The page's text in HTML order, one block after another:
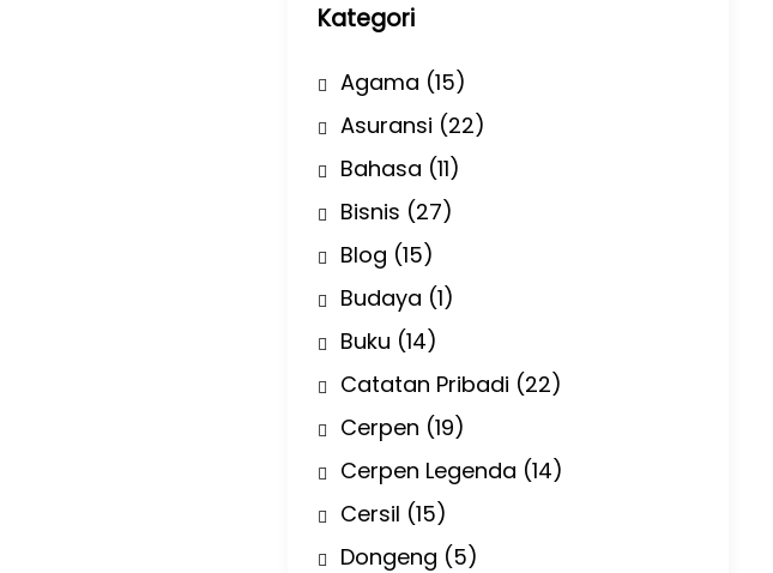
Kategori
Agama (15)
Asuransi (22)
Bahasa (11)
Bisnis (27)
Blog (15)
Budaya (1)
Buku (14)
Catatan Pribadi (22)
Cerpen (19)
Cerpen Legenda (14)
Cersil (15)
Dongeng (5)